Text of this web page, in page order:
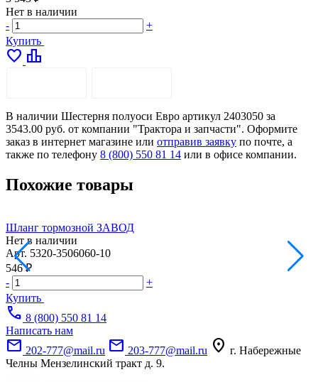
Нет в наличии
-
+
Купить
favorite leaderboard
В наличии Шестерня полуоси Евро артикул 2403050 за
3543.00 руб. от компании "Трактора и запчасти". Оформите
заказ в интернет магазине или отправив заявку по почте, а
также по телефону 8 (800) 550 81 14 или в офисе компании.
Похожие товары
Шланг тормозной ЗАВОД
Нет в наличии
Арт. 5320-3506060-10
546 ₽
-
+
Купить
call 8 (800) 550 81 14
Написать нам
mail 202-777@mail.ru mail 203-777@mail.ru location_on г. Набережные
Челны Мензелинский тракт д. 9.